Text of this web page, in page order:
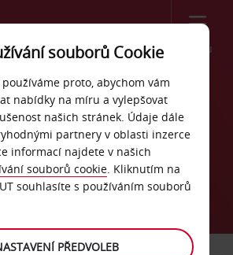
Menu
auta One
2. poschodí, 1
Regus
souborů Cookie
proto, abychom vám
nabídky na míru a vylepšovat
našich stránek. Údaje dále
partnery v oblasti inzerce
informací najdete v našich
souborů cookie. Kliknutím na
souhlasíte s používáním souborů
PŘEDVOLEB